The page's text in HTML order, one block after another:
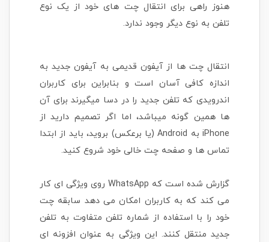
هنوز راهی برای انتقال چت های خود از یک نوع
تلفن به نوع دیگر وجود ندارد.
انتقال چت ها از آیفون قدیمی به آیفون جدید به
اندازه کافی آسان است و بنابراین برای کاربران
اندرویدی که تلفن جدید را در دسا میگیرند برای آن
ها همین گونه میباشد، اما اگر تصمیم دارید از
iPhone به Android (یا برعکس) بروید، باید از ابتدا
تماس ها و صفحه چت خالی خود شروع کنید.
گزارش شده است که WhatsApp روی ویژگی ای کار
می کند که به کاربران امکان می دهد سابقه چت
خود را با استفاده از شماره تلفن متفاوت به تلفن
جدید منتقل کنند. این ویژگی به عنوان افزونه ای